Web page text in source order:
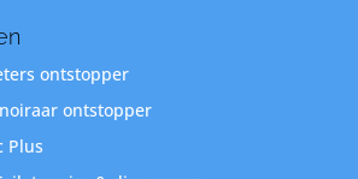
ontstopper
ontstopper
Plus